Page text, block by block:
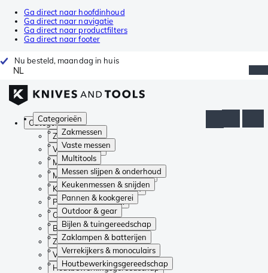
Ga direct naar hoofdinhoud
Ga direct naar navigatie
Ga direct naar productfilters
Ga direct naar footer
Nu besteld, maandag in huis
NL
Categorieën
Zakmessen
Vaste messen
Multitools
Messen slijpen & onderhoud
Keukenmessen & snijden
Pannen & kookgerei
Outdoor & gear
Bijlen & tuingereedschap
Zaklampen & batterijen
Verrekijkers & monoculairs
Houtbewerkingsgereedschap
Categorieën
Zakmessen
Vaste messen
Multitools
Messen slijpen & onderhoud
Keukenmessen & snijden
Pannen & kookgerei
Outdoor & gear
Bijlen & tuingereedschap
Zaklampen & batterijen
Verrekijkers & monoculairs
Houtbewerkingsgereedschap